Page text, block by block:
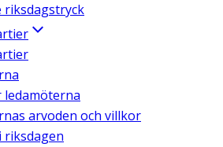
riksdagstryck
ledamöterna
arvoden och villkor
riksdagen